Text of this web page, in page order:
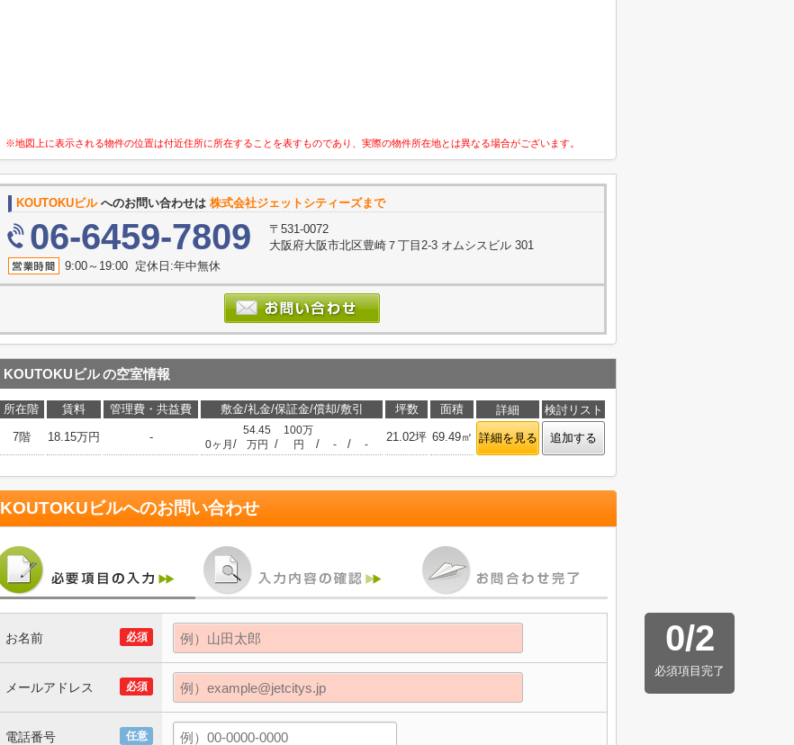
※地図上に表示される物件の位置は付近住所に所在することを表すものであり、実際の物件所在地とは異なる場合がございます。
KOUTOKUビルへのお問い合わせは 株式会社ジェットシティーズまで
06-6459-7809
〒531-0072
大阪府大阪市北区豊崎７丁目2-3 オムシスビル 301
9:00～19:00 定休日:年中無休
KOUTOKUビルの空室情報
所在階 賃料 管理費・共益費 敷金/礼金/保証金/償却/敷引 坪数 面積 詳細
検討リスト
7階
18.15万円 -
0ヶ月 /
54.45
万円
/
100万
円
/ - / -
21.02坪 69.49㎡ 詳細を見る 追加する
KOUTOKUビルへのお問い合わせ
0/2
必須項目完了
必須
お名前
必須
メールアドレス
任意
電話番号